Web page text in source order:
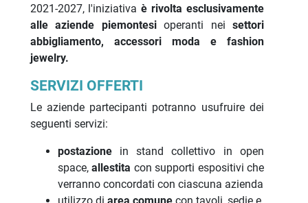
2021-2027, l'iniziativaè rivolta esclusivamente
alle aziende piemontesioperanti nei settori
abbigliamento, accessori moda e fashion
jewelry.
SERVIZI OFFERTI
Le aziende partecipanti potranno usufruire dei
seguenti servizi:
postazionein stand collettivo in open
space,allestita con supporti espositivi che
verranno concordati con ciascuna azienda